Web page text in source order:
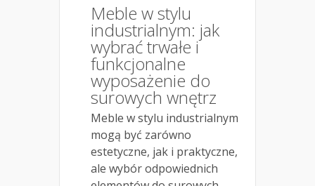
Meble w stylu
industrialnym: jak
wybrać trwałe i
funkcjonalne
wyposażenie do
surowych wnętrz
Meble w stylu industrialnym
mogą być zarówno
estetyczne, jak i praktyczne,
ale wybór odpowiednich